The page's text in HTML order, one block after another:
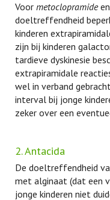
Voor metoclopramideen
doeltreffendheid
kinderen
zijn bij kinderen
tardieve dyskinesie
extrapiramidale
wel in verband
interval bij jonge
zeker over een
2. Antacida
De doeltreffendheid
met alginaat (dat een
jonge kinderen niet